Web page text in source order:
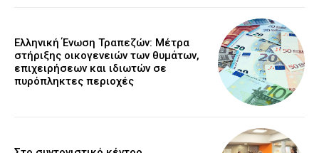
Ελληνική Ένωση Τραπεζών: Μέτρα
στήριξης οικογενειών των θυμάτων,
επιχειρήσεων και ιδιωτών σε
πυρόπληκτες περιοχές